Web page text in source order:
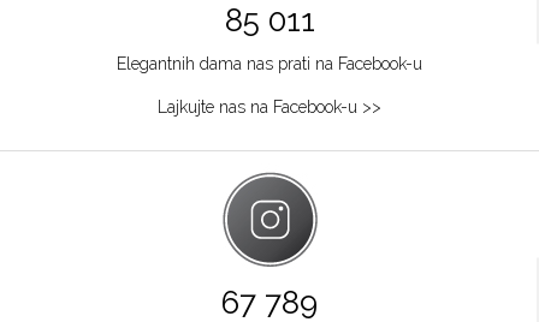
85 011
Elegantnih dama nas prati na Facebook-u
Lajkujte nas na Facebook-u >>
67 789